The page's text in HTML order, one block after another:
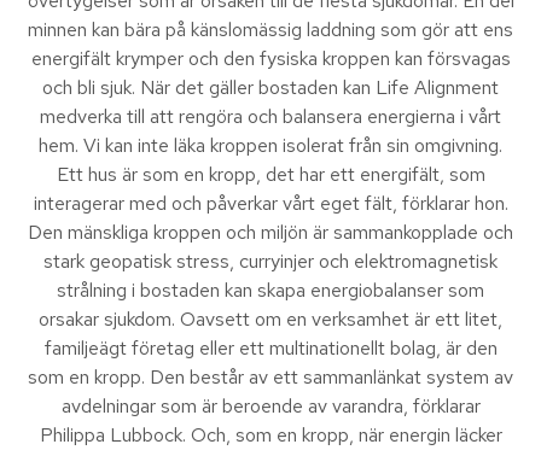
minnen kan bära på känslomässig laddning som gör att ens
energifält krymper och den fysiska kroppen kan försvagas
och bli sjuk. När det gäller bostaden kan Life Alignment
medverka till att rengöra och balansera energierna i vårt
hem. Vi kan inte läka kroppen isolerat från sin omgivning.
Ett hus är som en kropp, det har ett energifält, som
interagerar med och påverkar vårt eget fält, förklarar hon.
Den mänskliga kroppen och miljön är sammankopplade och
stark geopatisk stress, curryinjer och elektromagnetisk
strålning i bostaden kan skapa energiobalanser som
orsakar sjukdom. Oavsett om en verksamhet är ett litet,
familjeägt företag eller ett multinationellt bolag, är den
som en kropp. Den består av ett sammanlänkat system av
avdelningar som är beroende av varandra, förklarar
Philippa Lubbock. Och, som en kropp, när energin läcker